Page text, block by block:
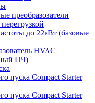
преобразователи
до 22кВт (базовые
HVAC
ПЧ)
пуска Compact Starter
пуска Compact Starter